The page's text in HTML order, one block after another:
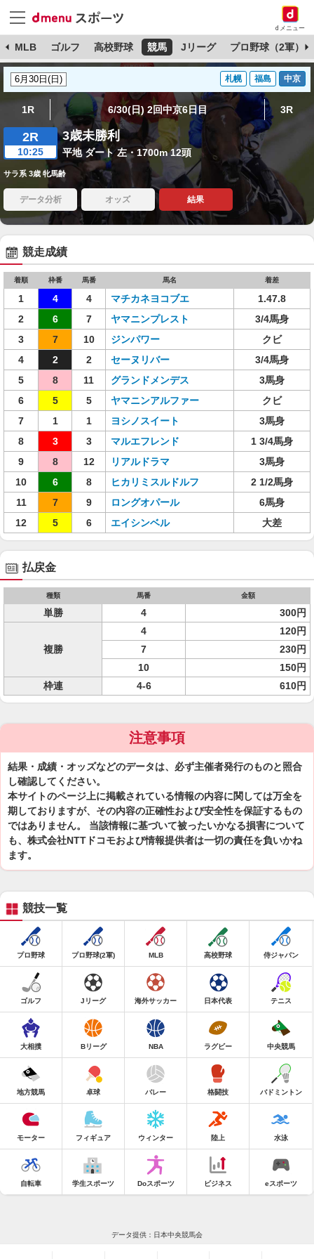
dメニュー
MLB ゴルフ 高校野球 競馬 Jリーグ プロ野球（2軍）
札幌 福島 中京
1R 6/30(日) 2回中京6日目 3R
2R
10:25
3歳未勝利
平地 ダート 左・1700m 12頭
サラ系 3歳 牝馬齢
データ分析 オッズ 結果
競走成績
着順 枠番 馬番 馬名 着差
1 4 4 マチカネヨコブエ
1.47.8
2
6 7 ヤマニンプレスト
3/4馬身
3
7 10 ジンパワー
クビ
4
2 2 セーヌリバー
3/4馬身
5
8 11 グランドメンデス
3馬身
6
5 5 ヤマニンアルファー
クビ
7
1 1 ヨシノスイート
3馬身
8
3 3 マルエフレンド
1 3/4馬身
9
8 12 リアルドラマ
3馬身
10
6 8 ヒカリミスルドルフ
2 1/2馬身
11
7 9 ロングオパール
6馬身
12
5 6 エイシンベル 大差
払戻金
種類 馬番 金額
単勝 4 300円
複勝
4
120円
7
230円
10
150円
枠連
4-6 610円
注意事項
結果・成績・オッズなどのデータは、必ず主催者発行のものと照合
し確認してください。
本サイトのページ上に掲載されている情報の内容に関しては万全を
期しておりますが、その内容の正確性および安全性を保証するもの
ではありません。 当該情報に基づいて被ったいかなる損害について
も、株式会社NTTドコモおよび情報提供者は一切の責任を負いかね
ます。
競技一覧
プロ野球 プロ野球(2軍) MLB 高校野球 侍ジャパン
ゴルフ Jリーグ 海外サッカー 日本代表 テニス
大相撲 Bリーグ NBA ラグビー 中央競馬
地方競馬 卓球 バレー 格闘技 バドミントン
モーター フィギュア ウィンター 陸上 水泳
自転車 学生スポーツ Doスポーツ ビジネス eスポーツ
データ提供：日本中央競馬会